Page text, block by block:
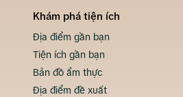
Khám phá tiện ích
Địa điểm gần bạn
Tiện ích gần bạn
Bản đồ ẩm thực
Địa điểm đề xuất